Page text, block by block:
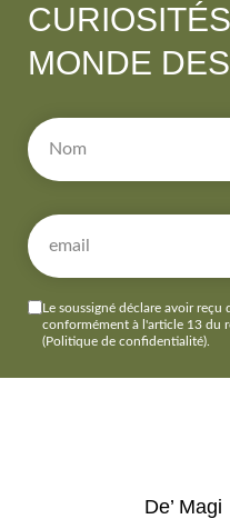
MONDE
Le soussigné déclare avoir
conformément à l'article 13 du
(Politique de confidentialité)
De’ Magi